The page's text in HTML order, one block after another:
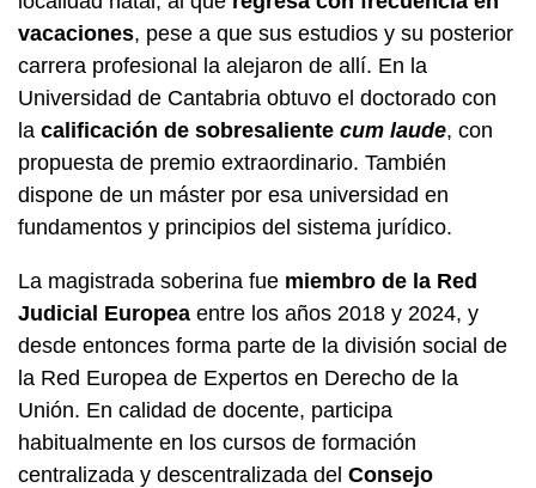
vacaciones, pese a que sus estudios y su posterior
carrera profesional la alejaron de allí. En la
Universidad de Cantabria obtuvo el doctorado con
la calificación de sobresaliente cum laude, con
propuesta de premio extraordinario. También
dispone de un máster por esa universidad en
fundamentos y principios del sistema jurídico.
La magistrada soberina fue miembro de la Red
Judicial Europea entre los años 2018 y 2024, y
desde entonces forma parte de la división social de
la Red Europea de Expertos en Derecho de la
Unión. En calidad de docente, participa
habitualmente en los cursos de formación
centralizada y descentralizada del Consejo